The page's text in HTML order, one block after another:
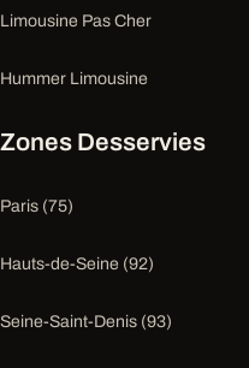
Limousine Pas Cher
Hummer Limousine
Zones Desservies
Paris (75)
Hauts-de-Seine (92)
Seine-Saint-Denis (93)